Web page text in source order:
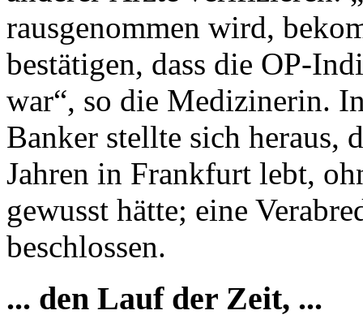
rausgenommen wird,
bestätigen, dass die OP-
war“, so die Medizinerin.
Banker stellte sich heraus,
Jahren in Frankfurt lebt,
gewusst hätte; eine
beschlossen.
... den Lauf der Zeit, ...